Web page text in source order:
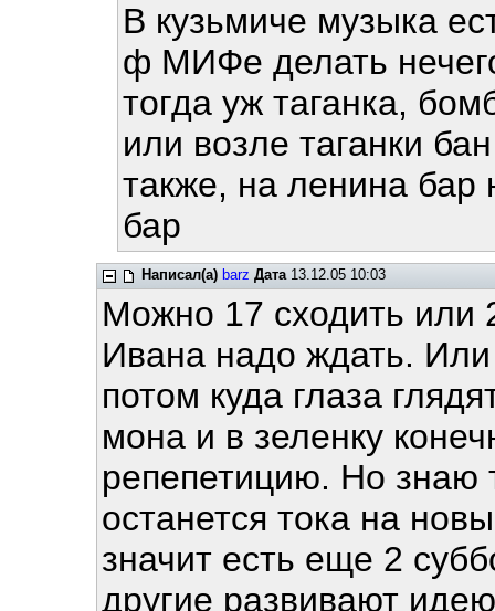
В кузьмиче музыка
ф МИФе делать
тогда уж таганка,
или возле таганки
также, на ленина бар
бар
Написал(а) barz Дата13.12.05 10:03
Можно 17 сходить или
Ивана надо ждать.
потом куда глаза
мона и в зеленку
репепетицию. Но знаю
останется тока на
значит есть еще 2
другие развивают